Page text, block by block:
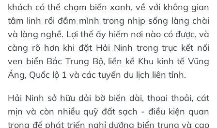
khách có thể chạm biển xanh, về với không gian
tâm linh rồi đắm mình trong nhịp sống làng chài
và làng nghề. Lợi thế ấy hiếm nơi nào có được, và
càng rõ hơn khi đặt Hải Ninh trong trục kết nối
ven biển Bắc Trung Bộ, liền kề Khu kinh tế Vũng
Áng, Quốc lộ 1 và các tuyến du lịch liên tỉnh.
Hải Ninh sở hữu dải bờ biển dài, thoai thoải, cát
mịn và còn nhiều quỹ đất sạch - điều kiện quan
trọng để phát triển nghỉ dưỡng biển trung và cao